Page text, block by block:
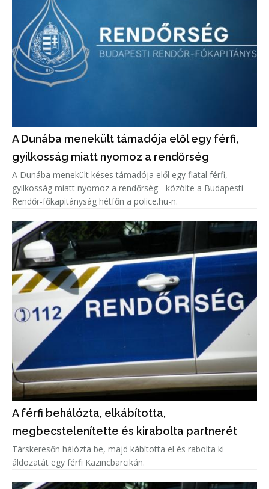
A Dunába menekült támadója elől egy férfi,
gyilkosság miatt nyomoz a rendőrség
A Dunába menekült késes támadója elől egy fiatal férfi,
gyilkosság miatt nyomoz a rendőrség - közölte a Budapesti
Rendőr-főkapitányság hétfőn a police.hu-n.
A férfi behálózta, elkábította,
megbecstelenítette és kirabolta partnerét
Társkeresőn hálózta be, majd kábította el és rabolta ki
áldozatát egy férfi Kazincbarcikán.